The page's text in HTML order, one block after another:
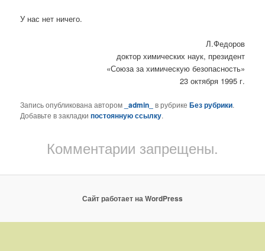
У нас нет ничего.
Л.Федоров
доктор химических наук, президент
«Союза за химическую безопасность»
23 октября 1995 г.
Запись опубликована автором _admin_ в рубрикеБез рубрики.
Добавьте в закладкипостоянную ссылку.
Комментарии запрещены.
Сайт работает на WordPress